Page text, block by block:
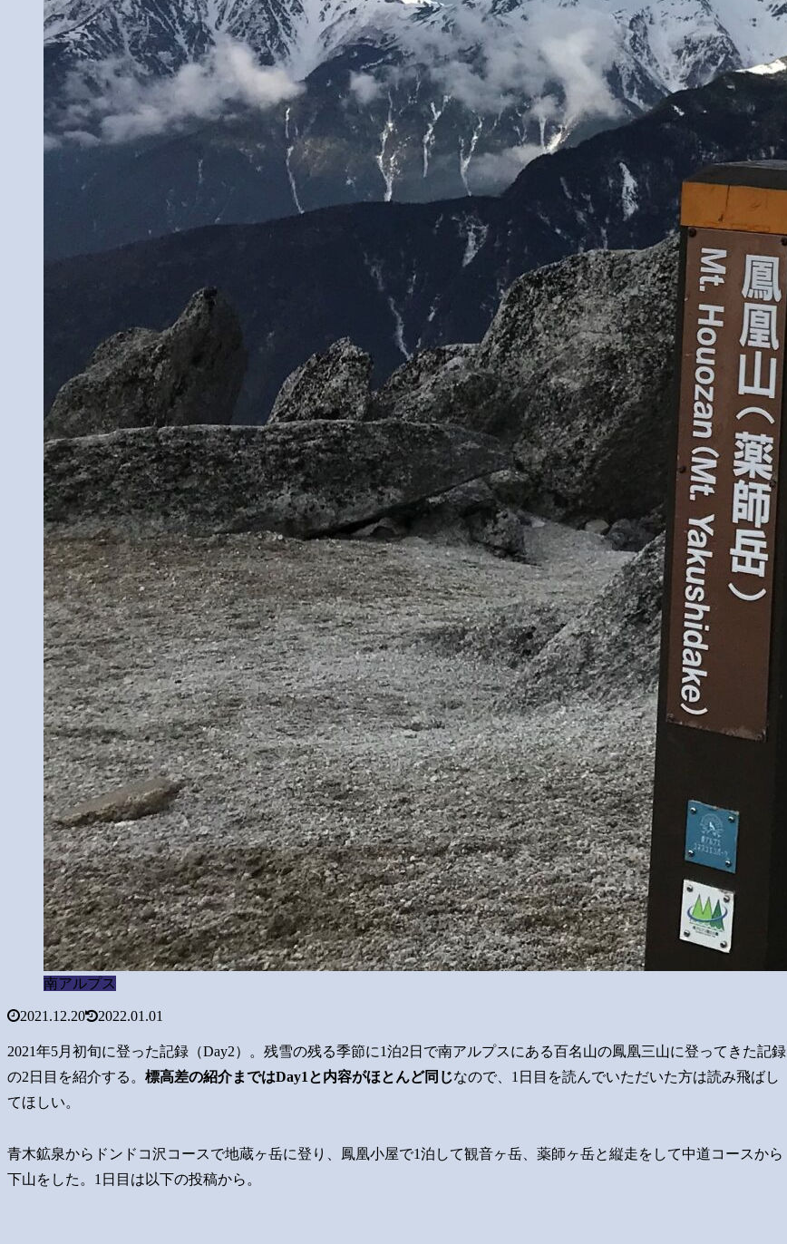
南アルプス
2021.12.20 2022.01.01
2021年5月初旬に登った記録（Day2）。残雪の残る季節に1泊2日で南アルプスにある百名山の鳳凰三山に登ってきた記録
の2日目を紹介する。 標高差の紹介まではDay1と内容がほとんど同じなので、1日目を読んでいただいた方は読み飛ばし
てほしい。
青木鉱泉からドンドコ沢コースで地蔵ヶ岳に登り、鳳凰小屋で1泊して観音ヶ岳、薬師ヶ岳と縦走をして中道コースから
下山をした。1日目は以下の投稿から。